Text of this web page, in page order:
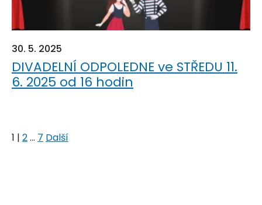
30. 5. 2025
DIVADELNÍ ODPOLEDNE ve STŘEDU 11.
6. 2025 od 16 hodin
1 | 2... 7 Další